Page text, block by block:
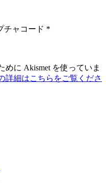
チャコード *
に Akismet を使っていま
詳細はこちらをご覧くださ